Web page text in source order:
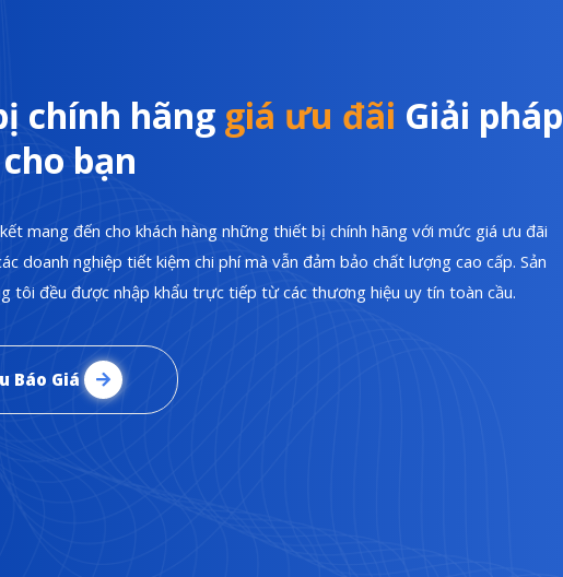
chính hãng giá ưu đãi Giải pháp
cho bạn
mang đến cho khách hàng những thiết bị chính hãng với mức giá ưu đãi
doanh nghiệp tiết kiệm chi phí mà vẫn đảm bảo chất lượng cao cấp. Sản
tôi đều được nhập khẩu trực tiếp từ các thương hiệu uy tín toàn cầu.
Báo Giá